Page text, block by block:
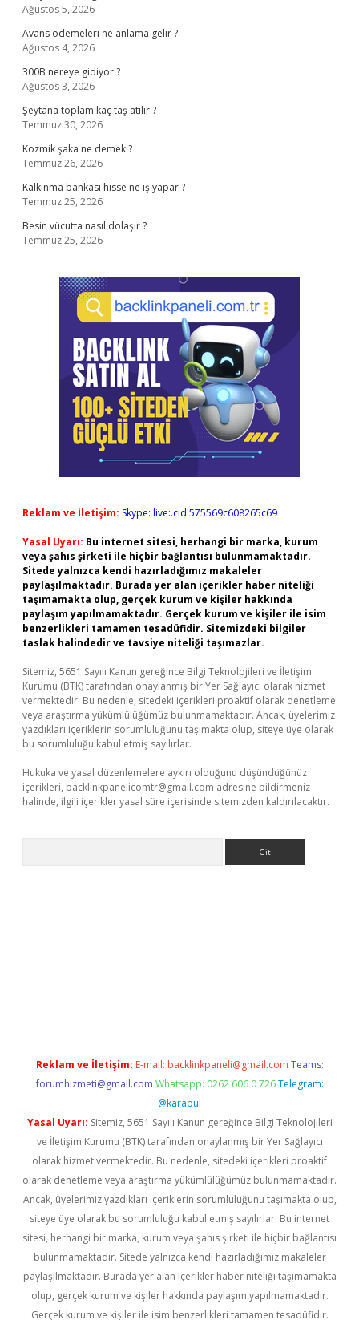
Ağustos 5, 2026
Avans ödemeleri ne anlama gelir ?
Ağustos 4, 2026
300B nereye gidiyor ?
Ağustos 3, 2026
Şeytana toplam kaç taş atılır ?
Temmuz 30, 2026
Kozmik şaka ne demek ?
Temmuz 26, 2026
Kalkınma bankası hisse ne iş yapar ?
Temmuz 25, 2026
Besin vücutta nasıl dolaşır ?
Temmuz 25, 2026
Reklam ve İletişim: Skype: live:.cid.575569c608265c69
Yasal Uyarı: Bu internet sitesi, herhangi bir marka, kurum
veya şahıs şirketi ile hiçbir bağlantısı bulunmamaktadır.
Sitede yalnızca kendi hazırladığımız makaleler
paylaşılmaktadır. Burada yer alan içerikler haber niteliği
taşımamakta olup, gerçek kurum ve kişiler hakkında
paylaşım yapılmamaktadır. Gerçek kurum ve kişiler ile isim
benzerlikleri tamamen tesadüfidir. Sitemizdeki bilgiler
taslak halindedir ve tavsiye niteliği taşımazlar.
Sitemiz, 5651 Sayılı Kanun gereğince Bilgi Teknolojileri ve İletişim
Kurumu (BTK) tarafından onaylanmış bir Yer Sağlayıcı olarak hizmet
vermektedir. Bu nedenle, sitedeki içerikleri proaktif olarak denetleme
veya araştırma yükümlülüğümüz bulunmamaktadır. Ancak, üyelerimiz
yazdıkları içeriklerin sorumluluğunu taşımakta olup, siteye üye olarak
bu sorumluluğu kabul etmiş sayılırlar.
Hukuka ve yasal düzenlemelere aykırı olduğunu düşündüğünüz
içerikleri, backlinkpanelicomtr@gmail.com adresine bildirmeniz
halinde, ilgili içerikler yasal süre içerisinde sitemizden kaldırılacaktır.
Reklam ve İletişim: E-mail: backlinkpaneli@gmail.com Teams:
forumhizmeti@gmail.com Whatsapp: 0262 606 0 726 Telegram:
@karabul
Yasal Uyarı: Sitemiz, 5651 Sayılı Kanun gereğince Bilgi Teknolojileri
ve İletişim Kurumu (BTK) tarafından onaylanmış bir Yer Sağlayıcı
olarak hizmet vermektedir. Bu nedenle, sitedeki içerikleri proaktif
olarak denetleme veya araştırma yükümlülüğümüz bulunmamaktadır.
Ancak, üyelerimiz yazdıkları içeriklerin sorumluluğunu taşımakta olup,
siteye üye olarak bu sorumluluğu kabul etmiş sayılırlar. Bu internet
sitesi, herhangi bir marka, kurum veya şahıs şirketi ile hiçbir bağlantısı
bulunmamaktadır. Sitede yalnızca kendi hazırladığımız makaleler
paylaşılmaktadır. Burada yer alan içerikler haber niteliği taşımamakta
olup, gerçek kurum ve kişiler hakkında paylaşım yapılmamaktadır.
Gerçek kurum ve kişiler ile isim benzerlikleri tamamen tesadüfidir.